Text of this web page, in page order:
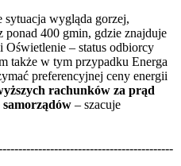
wygląda gorzej,
400 gmin, gdzie znajduje
– status odbiorcy
także w tym przypadku Energa
preferencyjnej ceny energii
rachunków za prąd
samorządów – szacuje